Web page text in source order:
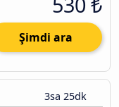
Şimdi ara
3sa 25dk